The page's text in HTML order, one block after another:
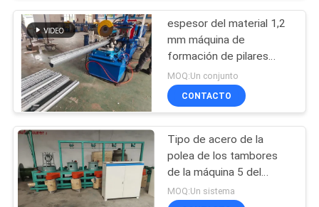
DE
LA
FÁBRICA
CONTROL
DE
CALIDAD
ÉNTRENOS
soldadora de la
malla de la cerca
espesor del material 1,2
mm máquina de
formación de pilares
tamaño de pilares 70 *
100 mm
MOQ:Un conjunto
CONTACTO
Tipo de acero de la
polea de los tambores
de la máquina 5 del
trefilado del motor 15kw
MOQ:Un sistema